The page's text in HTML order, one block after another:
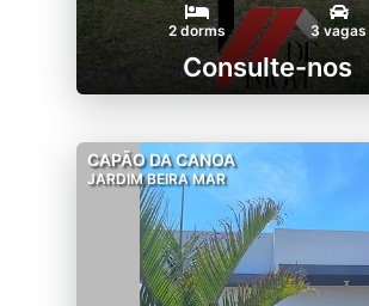
2 dorms 3 vagas
Consulte-nos
CAPÃO DA CANOA
JARDIM BEIRA MAR